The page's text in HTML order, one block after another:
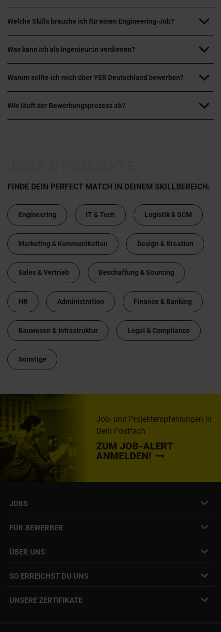
Welche Skills brauche ich für einen Engineering-Job?
Was kann ich als Ingenieur:in verdienen?
Warum sollte ich mich über YER Deutschland bewerben?
Wie läuft der Bewerbungsprozess ab?
FINDE DEIN PERFECT MATCH IN DEINEM SKILLBEREICH:
Engineering IT & Tech Logistik & SCM
Marketing & Kommunikation Design & Kreation
Sales & Vertrieb Beschaffung & Sourcing
HR Administration Finance & Banking
Bauwesen & Infrastruktur Legal & Compliance
Sonstige
Job- und Projektempfehlungen in
Dein Postfach
ZUM JOB-ALERT
ANMELDEN!
JOBS
Initiativbewerbung
Interne Jobs
FÜR BEWERBER
Freelance Vermittlung
ÜBER UNS
Unsere Standorte
Presse
SO ERREICHST DU UNS
+49 (0)89 540210-0
UNSERE ZERTIFIKATE